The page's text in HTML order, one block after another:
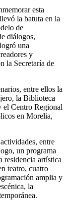
esta
la batuta en la
de
diálogos,
una
y
la Secretaría de
entre ellos la
la Biblioteca
el Centro Regional
en Morelia,
entre
un programa
residencia artística
teatro, cuatro
amplia y
la